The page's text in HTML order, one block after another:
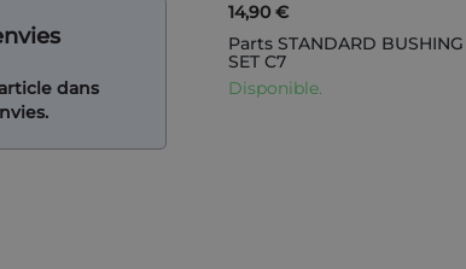
14,90 €
Parts STANDARD BUSHING
SET C7
Disponible.
dans